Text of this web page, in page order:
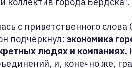
коллектив города Бердска”.
с приветственного
подчеркнул: экономика
людях и компаниях.
и, конечно же,